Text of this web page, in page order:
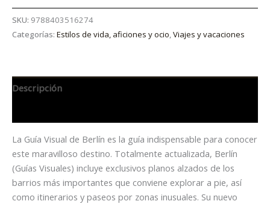
SKU: 9788403516274
Categorías: Estilos de vida, aficiones y ocio,Viajes y vacaciones
Descripción
La Guía Visual de Berlín es la guía indispensable para conocer
este maravilloso destino. Totalmente actualizada, Berlín
(Guías Visuales) incluye exclusivos planos alzados de los
barrios más importantes que conviene explorar a pie, así
como itinerarios y paseos por zonas inusuales. Su nuevo